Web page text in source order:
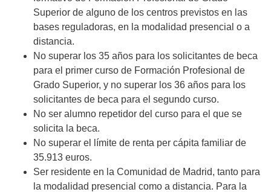
Superior de alguno de los centros previstos en las
bases reguladoras, en la modalidad presencial o a
distancia.
No superar los 35 años para los solicitantes de beca
para el primer curso de Formación Profesional de
Grado Superior, y no superar los 36 años para los
solicitantes de beca para el segundo curso.
No ser alumno repetidor del curso para el que se
solicita la beca.
No superar el límite de renta per cápita familiar de
35.913 euros.
Ser residente en la Comunidad de Madrid, tanto para
la modalidad presencial como a distancia. Para la